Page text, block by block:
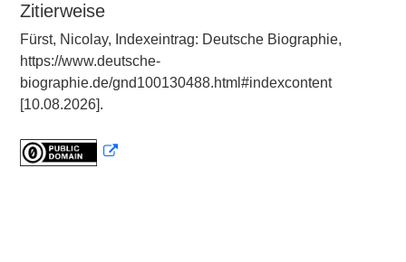
Zitierweise
Fürst, Nicolay, Indexeintrag: Deutsche Biographie,
https://www.deutsche-
biographie.de/gnd100130488.html#indexcontent
[10.08.2026].